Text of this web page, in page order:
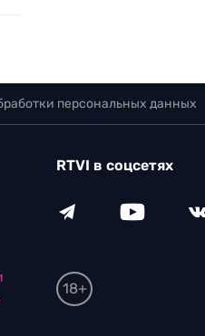
персональных данных
RTVI в соцсетях
18+